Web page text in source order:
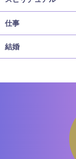
仕事
結婚